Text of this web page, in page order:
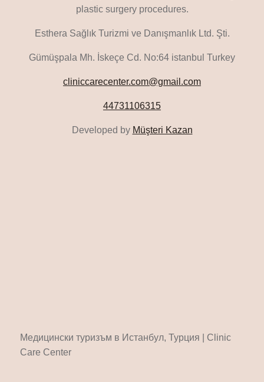
plastic surgery procedures.
Esthera Sağlık Turizmi ve Danışmanlık Ltd. Şti.
Gümüşpala Mh. İskeçe Cd. No:64 istanbul Turkey
cliniccarecenter.com@gmail.com
44731106315
Developed by Müşteri Kazan
Медицински туризъм в Истанбул, Турция | Clinic
Care Center